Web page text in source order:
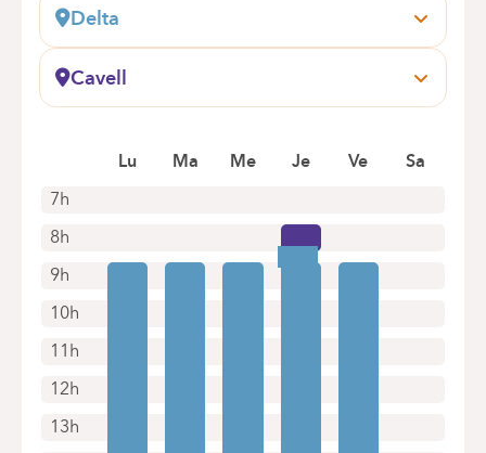
Delta
Boulevard du Triomphe, 201
1160 Bruxelles (Auderghem)
Cavell
Général Lotz, 37
+32 2 434 81 01
Rendez-vous uniquement par téléphone
7h
8h
9h
10h
11h
12h
13h
Lu Ma Me Je Ve Sa